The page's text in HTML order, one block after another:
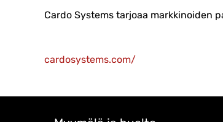
Cardo Systems tarjoaa markkinoiden
cardosystems.com/